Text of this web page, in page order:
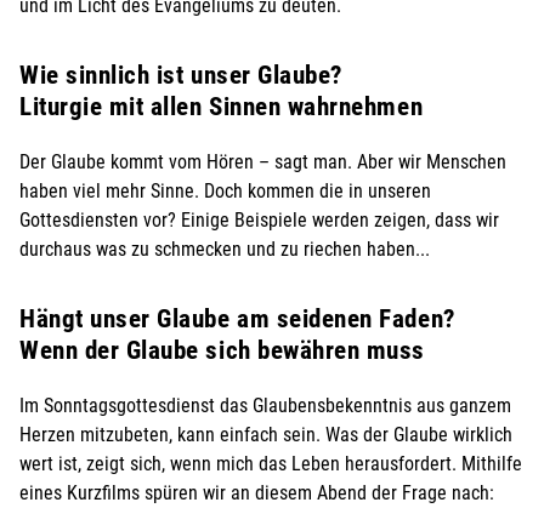
und im Licht des Evangeliums zu deuten.
Wie sinnlich ist unser Glaube?
Liturgie mit allen Sinnen wahrnehmen
Der Glaube kommt vom Hören – sagt man. Aber wir Menschen
haben viel mehr Sinne. Doch kommen die in unseren
Gottesdiensten vor? Einige Beispiele werden zeigen, dass wir
durchaus was zu schmecken und zu riechen haben...
Hängt unser Glaube am seidenen Faden?
Wenn der Glaube sich bewähren muss
Im Sonntagsgottesdienst das Glaubensbekenntnis aus ganzem
Herzen mitzubeten, kann einfach sein. Was der Glaube wirklich
wert ist, zeigt sich, wenn mich das Leben herausfordert. Mithilfe
eines Kurzfilms spüren wir an diesem Abend der Frage nach: